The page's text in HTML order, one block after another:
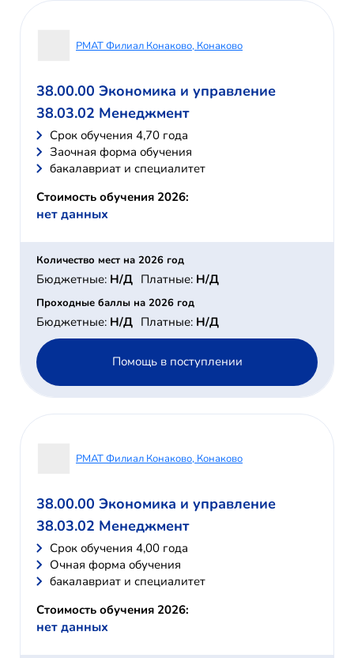
РМАТ Филиал Конаково, Конаково
38.00.00 Экономика и управление
38.03.02 Менеджмент
Cрок обучения 4,70 года
Заочная форма обучения
бакалавриат и специалитет
Стоимость обучения 2026:
нет данных
Количество мест на 2026 год
Бюджетные: Н/Д Платные: Н/Д
Проходные баллы на 2026 год
Бюджетные: Н/Д Платные: Н/Д
Помощь в поступлении
РМАТ Филиал Конаково, Конаково
38.00.00 Экономика и управление
38.03.02 Менеджмент
Cрок обучения 4,00 года
Очная форма обучения
бакалавриат и специалитет
Стоимость обучения 2026:
нет данных